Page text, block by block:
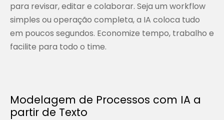
para revisar, editar e colaborar. Seja um workflow
simples ou operação completa, a IA coloca tudo
em poucos segundos. Economize tempo, trabalho e
facilite para todo o time.
Modelagem de Processos com IA a
partir de Texto